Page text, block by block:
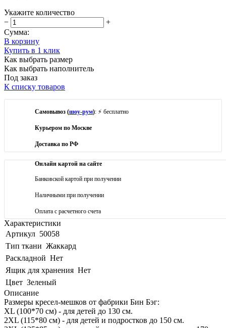
Укажите количество
−
+
Сумма:
В корзину
Купить в 1 клик
Как выбрать размер
Как выбрать наполнитель
Под заказ
К списку товаров
Самовывоз (шоу-рум): ⚡ бесплатно
Курьером по Москве
Доставка по РФ
Онлайн картой на сайте
Банковской картой при получении
Наличными при получении
Оплата с расчетного счета
Характеристики
Артикул 50058
Тип ткани Жаккард
Раскладной Нет
Ящик для хранения Нет
Цвет Зеленый
Описание
Размеры кресел-мешков от фабрики Бин Бэг:
XL (100*70 см) - для детей до 130 см.
2XL (115*80 см) - для детей и подростков до 150 см.